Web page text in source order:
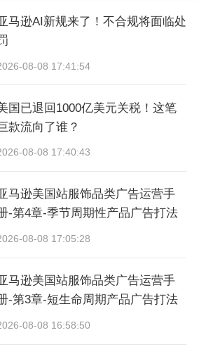
办服务商
料：韩国营业执照、韩国电话
络销售许可证
工作日
务商收费：
营业所需材料及认证的代办费
准与可提供的服务或有区别，
户经理。
马逊AI新规来了！不合规将面临处
08-08 17:41:54
国已退回1000亿美元关税！这笔
款流向了谁？
08-08 17:40:43
马逊美国站服饰品类广告运营手
-第4章-季节周期性产品广告打法
08-08 17:05:28
马逊美国站服饰品类广告运营手
-第3章-短生命周期产品广告打法
08-08 16:58:50